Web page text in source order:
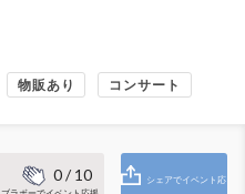
物販あり コンサート
0/ 10 シェアでイベント応